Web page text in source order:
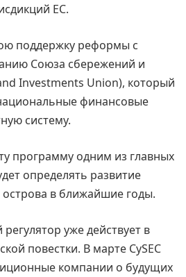
ЕС.
поддержку реформы с
Союза сбережений и
Investments Union), который
финансовые
систему.
программу одним из главных
определять развитие
в ближайшие годы.
уже действует в
повестки. В марте CySEC
компании о будущих